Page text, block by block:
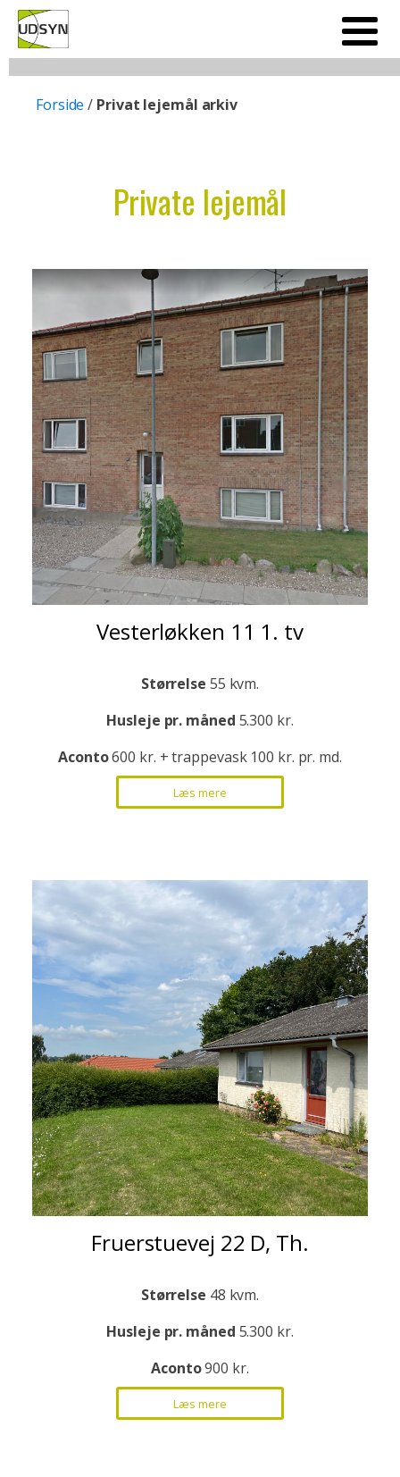
Forside / Privat lejemål arkiv
Private lejemål
Vesterløkken 11 1. tv
Størrelse 55 kvm.
Husleje pr. måned 5.300 kr.
Aconto600 kr. + trappevask 100 kr. pr. md.
Læs mere
Fruerstuevej 22 D, Th.
Størrelse 48 kvm.
Husleje pr. måned 5.300 kr.
Aconto900 kr.
Læs mere